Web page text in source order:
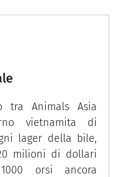
tra Animals Asia
vietnamita di
lager della bile,
milioni di dollari
orsi ancora